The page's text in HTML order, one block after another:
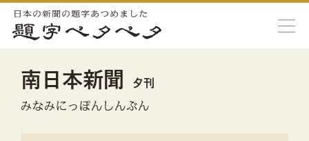
南日本新聞 夕刊
みなみにっぽんしんぶん